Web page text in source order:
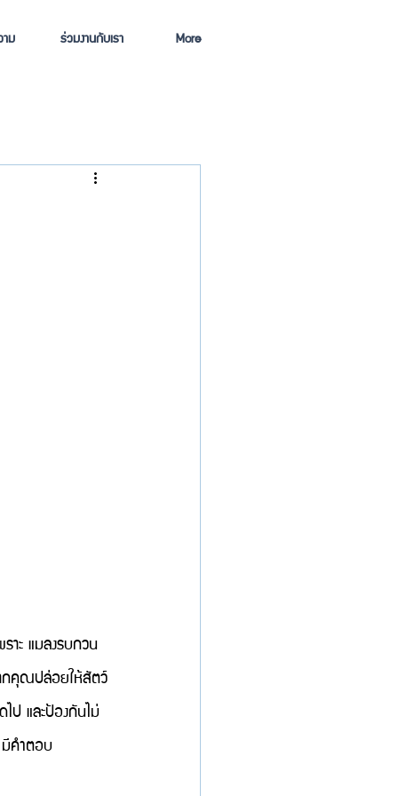
ม ร่วมงานกับเรา More
าะ แมลงรบกวน
ากคุณปล่อยให้สัตว์
ป และป้องกันไม่
คำตอบ